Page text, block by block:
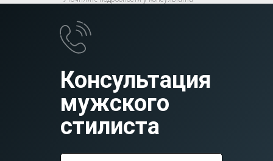
Консультация
мужского
стилиста